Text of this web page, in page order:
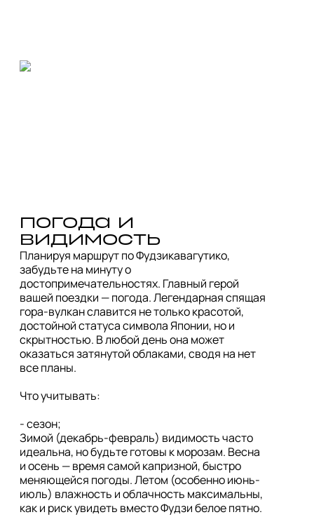
погода и
видимость
Планируя маршрут по Фудзикавагутико,
забудьте на минуту о
достопримечательностях. Главный герой
вашей поездки — погода. Легендарная спящая
гора-вулкан славится не только красотой,
достойной статуса символа Японии, но и
скрытностью. В любой день она может
оказаться затянутой облаками, сводя на нет
все планы.
Что учитывать:
- сезон;
Зимой (декабрь-февраль) видимость часто
идеальна, но будьте готовы к морозам. Весна
и осень — время самой капризной, быстро
меняющейся погоды. Летом (особенно июнь-
июль) влажность и облачность максимальны,
как и риск увидеть вместо Фудзи белое пятно.